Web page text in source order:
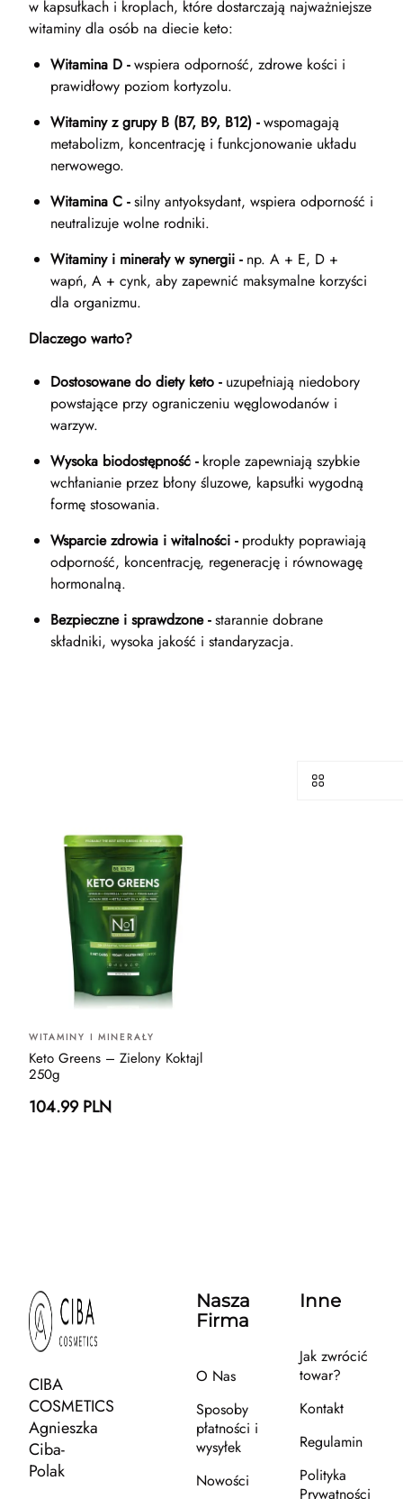
w kapsułkach i kroplach, które dostarczają najważniejsze
witaminy dla osób na diecie keto:
Witamina D -wspiera odporność, zdrowe kości i
prawidłowy poziom kortyzolu.
Witaminy z grupy B (B7, B9, B12) -wspomagają
metabolizm, koncentrację i funkcjonowanie układu
nerwowego.
Witamina C -silny antyoksydant, wspiera odporność i
neutralizuje wolne rodniki.
Witaminy i minerały w synergii -np. A + E, D +
wapń, A + cynk, aby zapewnić maksymalne korzyści
dla organizmu.
Dlaczego warto?
Dostosowane do diety keto - uzupełniają niedobory
powstające przy ograniczeniu węglowodanów i
warzyw.
Wysoka biodostępność - krople zapewniają szybkie
wchłanianie przez błony śluzowe, kapsułki wygodną
formę stosowania.
Wsparcie zdrowia i witalności - produkty poprawiają
odporność, koncentrację, regenerację i równowagę
hormonalną.
Bezpieczne i sprawdzone -starannie dobrane
składniki, wysoka jakość i standaryzacja.
WITAMINY I MINERAŁY
Keto Greens – Zielony Koktajl
250g
104.99 PLN
CIBA
COSMETICS
Agnieszka
Ciba-
Polak
Nasza
Firma
O Nas
Sposoby
płatności i
wysyłek
Nowości
Inne
Jak zwrócić
towar?
Kontakt
Regulamin
Polityka
Prywatności